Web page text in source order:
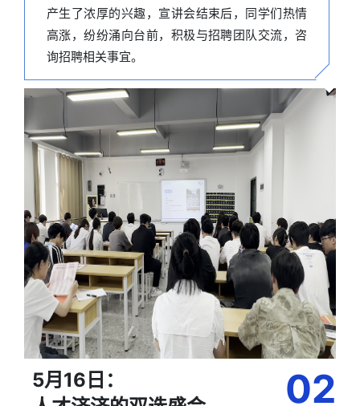
产生了浓厚的兴趣，宣讲会结束后，同学们热情
高涨，纷纷涌向台前，积极与招聘团队交流，咨
询招聘相关事宜。
5月16日：
02